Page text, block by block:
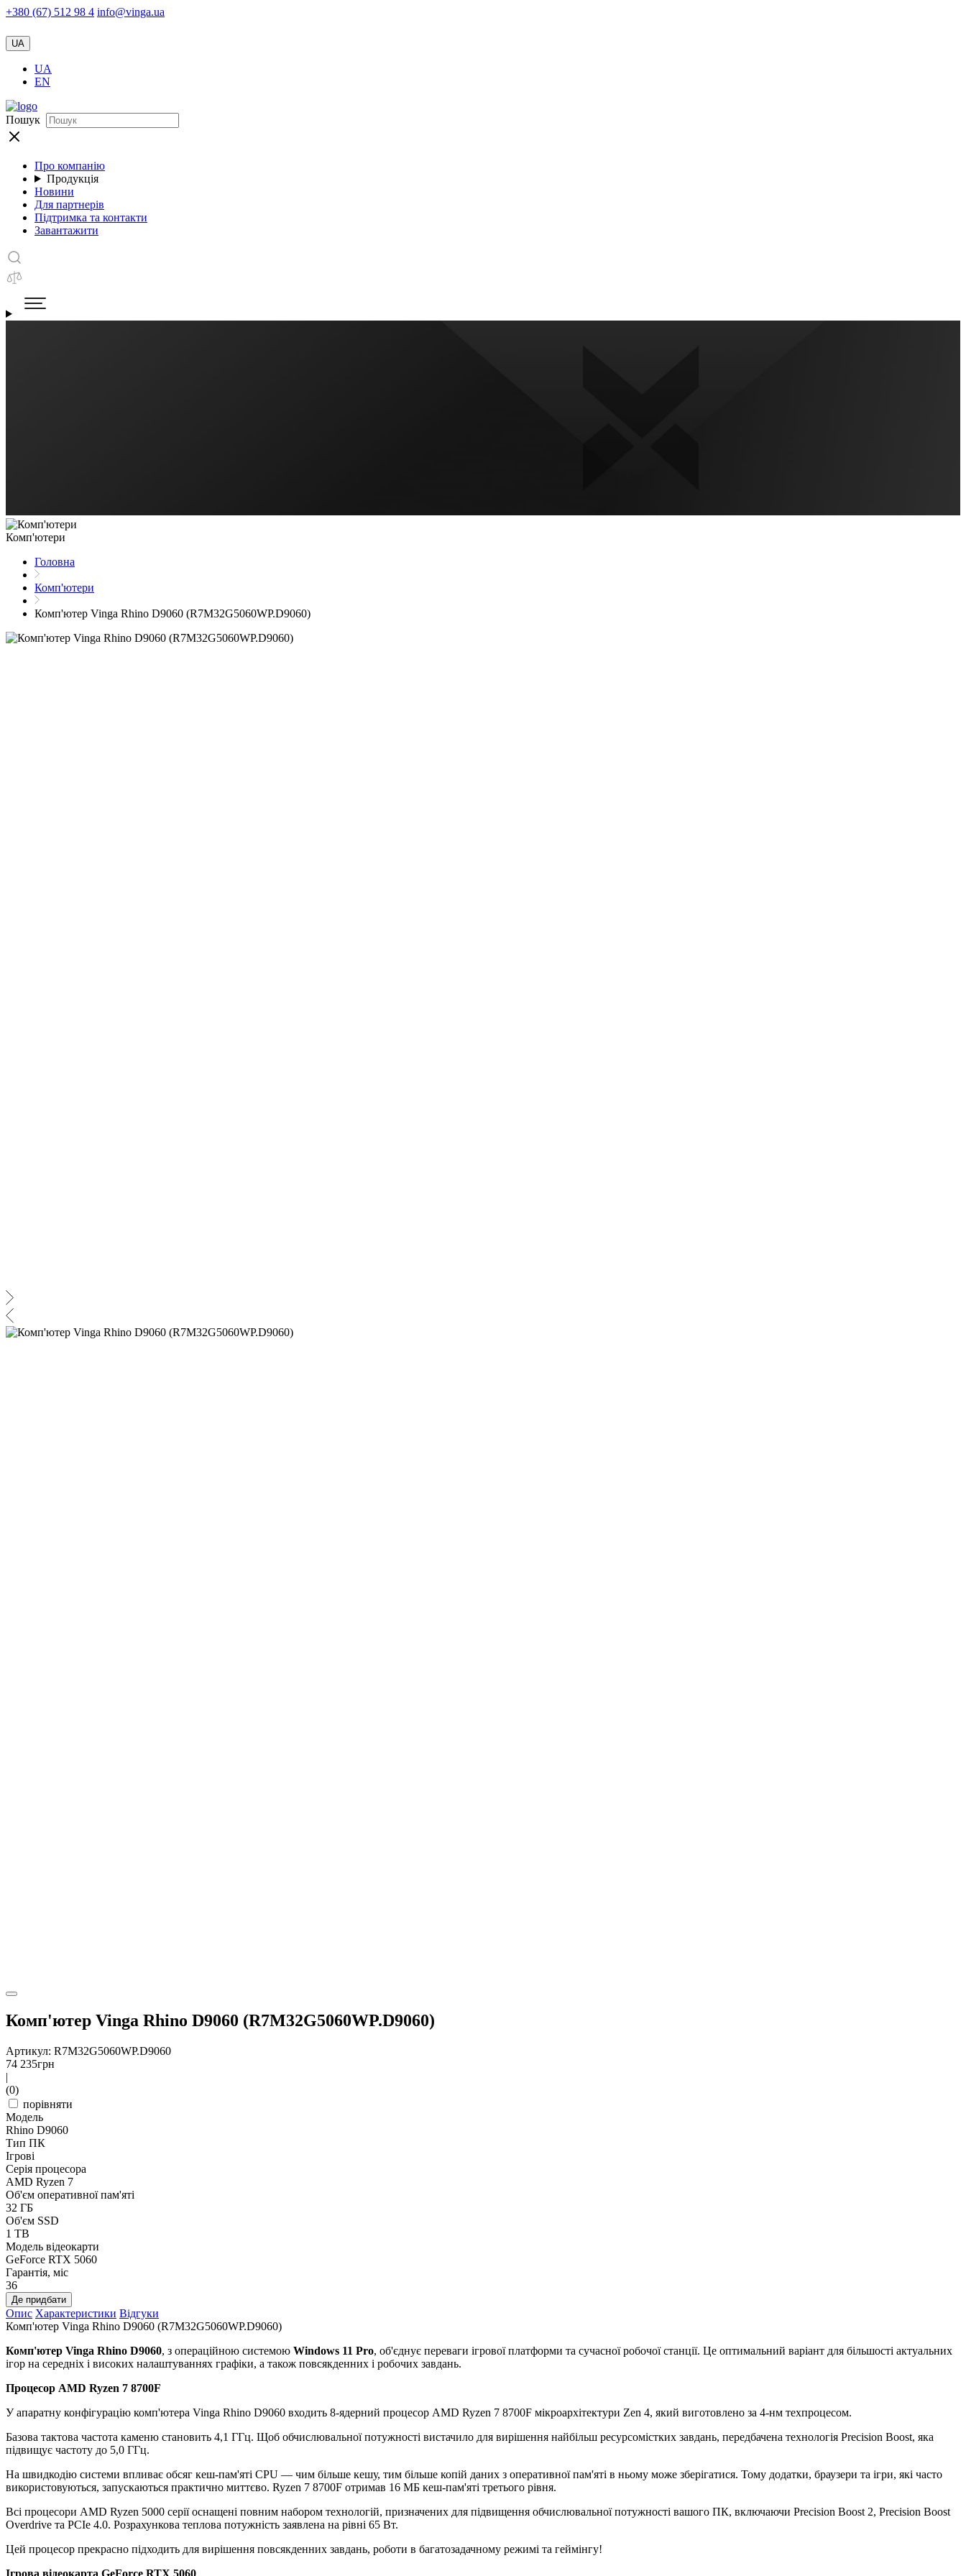
+380 (67) 512 98 4 info@vinga.ua
UA
UA
EN
Пошук
Про компанію
Продукція
Новини
Для партнерів
Підтримка та контакти
Завантажити
Комп'ютери
Головна
Комп'ютери
Комп'ютер Vinga Rhino D9060 (R7M32G5060WP.D9060)
Комп'ютер Vinga Rhino D9060 (R7M32G5060WP.D9060)
Артикул: R7M32G5060WP.D9060
74 235грн
|
(0)
порівняти
Модель
Rhino D9060
Тип ПК
Ігрові
Серія процесора
AMD Ryzen 7
Об'єм оперативної пам'яті
32 ГБ
Об'єм SSD
1 TB
Модель відеокарти
GeForce RTX 5060
Гарантія, міс
36
Де придбати
Опис Характеристики Відгуки
Комп'ютер Vinga Rhino D9060 (R7M32G5060WP.D9060)
Комп'ютер Vinga Rhino D9060, з операційною системою Windows 11 Pro, об'єднує переваги ігрової платформи та сучасної робочої станції. Це оптимальний варіант для більшості актуальних
ігор на середніх і високих налаштуваннях графіки, а також повсякденних і робочих завдань.
Процесор AMD Ryzen 7 8700F
У апаратну конфігурацію комп'ютера Vinga Rhino D9060 входить 8-ядерний процесор AMD Ryzen 7 8700F мікроархітектури Zen 4, який виготовлено за 4-нм техпроцесом.
Базова тактова частота каменю становить 4,1 ГГц. Щоб обчислювальної потужності вистачило для вирішення найбільш ресурсомістких завдань, передбачена технологія Precision Boost, яка
підвищує частоту до 5,0 ГГц.
На швидкодію системи впливає обсяг кеш-пам'яті CPU — чим більше кешу, тим більше копій даних з оперативної пам'яті в ньому може зберігатися. Тому додатки, браузери та ігри, які часто
використовуються, запускаються практично миттєво. Ryzen 7 8700F отримав 16 МБ кеш-пам'яті третього рівня.
Всі процесори AMD Ryzen 5000 серії оснащені повним набором технологій, призначених для підвищення обчислювальної потужності вашого ПК, включаючи Precision Boost 2, Precision Boost
Overdrive та PCIe 4.0. Розрахункова теплова потужність заявлена на рівні 65 Вт.
Цей процесор прекрасно підходить для вирішення повсякденних завдань, роботи в багатозадачному режимі та геймінгу!
Ігрова відеокарта GeForce RTX 5060